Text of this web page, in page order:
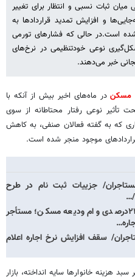
ثبات نسبی و انتظار برای تغییر
و افزایش تمدید قراردادها به
است.در حالی که فشارهای تورمی
نوعی خودتنظیمی در نرخ‌های
خبر می‌دهند.
مسکندر ماه‌های اخیر بیش از آنکه با
تأثیر نوعی رفتار محتاطانه از سوی
که به گفته فعالان صنفی، به کاهش
موجود منجر شده است.
جزییات ثبت نام در طرح
…
قسط ۱۰ میلیونی با سود ۲۳درصدی وام ودیعه مسکن؛ مستأجر
سقف افزایش نرخ اجاره اعلام
هزینه خانوارها سایه انداخته، بازار